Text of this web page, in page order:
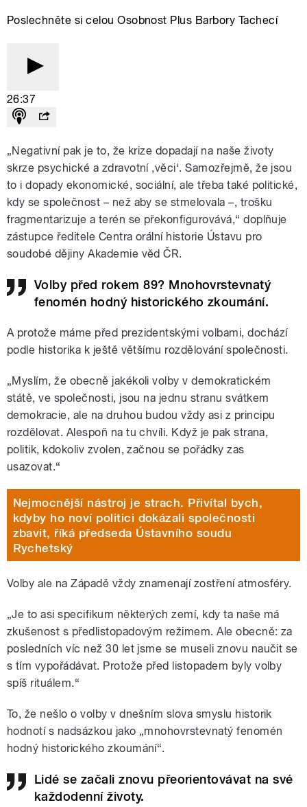
Poslechněte si celou Osobnost Plus Barbory Tachecí
26:37
„Negativní pak je to, že krize dopadají na naše životy
skrze psychické a zdravotní ,věci‘. Samozřejmě, že jsou
to i dopady ekonomické, sociální, ale třeba také politické,
kdy se společnost – než aby se stmelovala –, trošku
fragmentarizuje a terén se překonfigurovává,“ doplňuje
zástupce ředitele Centra orální historie Ústavu pro
soudobé dějiny Akademie věd ČR.
Volby před rokem 89? Mnohovrstevnatý
fenomén hodný historického zkoumání.
A protože máme před prezidentskými volbami, dochází
podle historika k ještě většímu rozdělování společnosti.
„Myslím, že obecně jakékoli volby v demokratickém
státě, ve společnosti, jsou na jednu stranu svátkem
demokracie, ale na druhou budou vždy asi z principu
rozdělovat. Alespoň na tu chvíli. Když je pak strana,
politik, kdokoliv zvolen, začnou se pořádky zas
usazovat.“
Nejmocnější nástroj je strach. Přivítal bych,
kdyby ho noví politici dokázali společnosti
zbavit, říká předseda Ústavního soudu
Rychetský
Volby ale na Západě vždy znamenají zostření atmosféry.
„Je to asi specifikum některých zemí, kdy ta naše má
zkušenost s předlistopadovým režimem. Ale obecně: za
posledních víc než 30 let jsme se museli znovu naučit se
s tím vypořádávat. Protože před listopadem byly volby
spíš rituálem.“
To, že nešlo o volby v dnešním slova smyslu historik
hodnotí s nadsázkou jako „mnohovrstevnatý fenomén
hodný historického zkoumání“.
Lidé se začali znovu přeorientovávat na své
každodenní životy.